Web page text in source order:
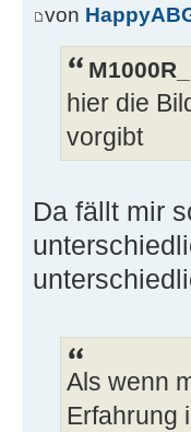
von
hier die
vorgibt
Da fällt mir
Als wenn
Erfahrung